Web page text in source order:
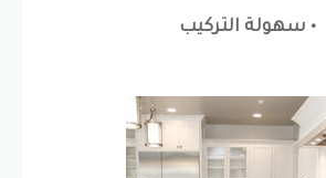
• سهولة التركيب